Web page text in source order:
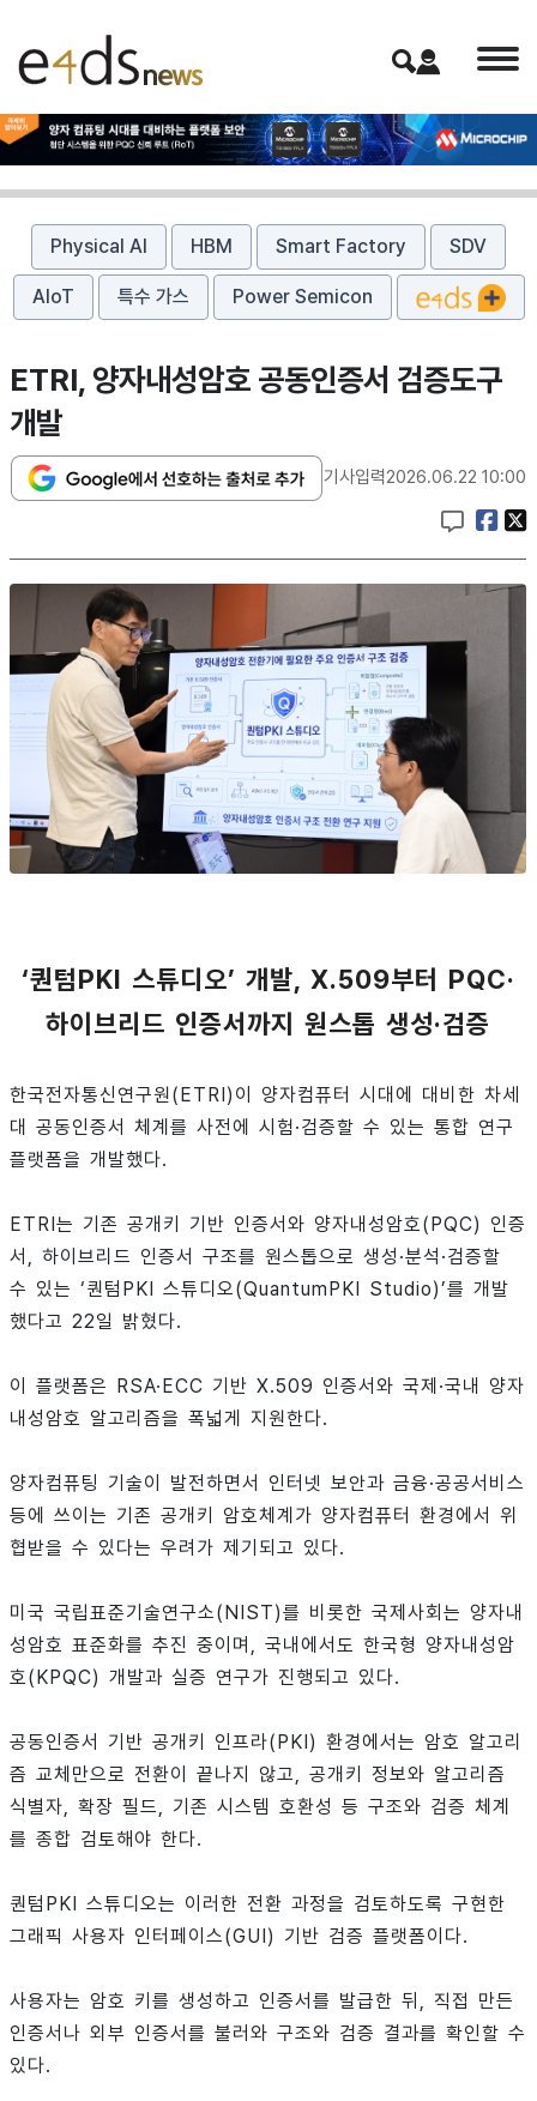
Physical AI HBM Smart Factory SDV
AIoT 특수 가스 Power Semicon
ETRI, 양자내성암호 공동인증서 검증도구
개발
기사입력2026.06.22 10:00
‘퀀텀PKI 스튜디오’ 개발, X.509부터 PQC·
하이브리드 인증서까지 원스톱 생성·검증
한국전자통신연구원(ETRI)이 양자컴퓨터 시대에 대비한 차세
대 공동인증서 체계를 사전에 시험·검증할 수 있는 통합 연구
플랫폼을 개발했다.
ETRI는 기존 공개키 기반 인증서와 양자내성암호(PQC) 인증
서, 하이브리드 인증서 구조를 원스톱으로 생성·분석·검증할
수 있는 ‘퀀텀PKI 스튜디오(QuantumPKI Studio)’를 개발
했다고 22일 밝혔다.
이 플랫폼은 RSA·ECC 기반 X.509 인증서와 국제·국내 양자
내성암호 알고리즘을 폭넓게 지원한다.
양자컴퓨팅 기술이 발전하면서 인터넷 보안과 금융·공공서비스
등에 쓰이는 기존 공개키 암호체계가 양자컴퓨터 환경에서 위
협받을 수 있다는 우려가 제기되고 있다.
미국 국립표준기술연구소(NIST)를 비롯한 국제사회는 양자내
성암호 표준화를 추진 중이며, 국내에서도 한국형 양자내성암
호(KPQC) 개발과 실증 연구가 진행되고 있다.
공동인증서 기반 공개키 인프라(PKI) 환경에서는 암호 알고리
즘 교체만으로 전환이 끝나지 않고, 공개키 정보와 알고리즘
식별자, 확장 필드, 기존 시스템 호환성 등 구조와 검증 체계
를 종합 검토해야 한다.
퀀텀PKI 스튜디오는 이러한 전환 과정을 검토하도록 구현한
그래픽 사용자 인터페이스(GUI) 기반 검증 플랫폼이다.
사용자는 암호 키를 생성하고 인증서를 발급한 뒤, 직접 만든
인증서나 외부 인증서를 불러와 구조와 검증 결과를 확인할 수
있다.